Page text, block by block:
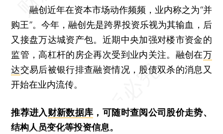
融创近年在资本市场动作频频，业内称之为“并
购王”。今年，融创先是跨界投资乐视为其输血，后
又接盘万达城资产包。近期中央加强对楼市资金的
监管，高杠杆的房企再次受到业内关注。融创在万
达交易后被银行排查融资情况，股债双杀的消息又
开始在业内流传。
推荐进入财新数据库 ，可随时查阅公司股价走势、
结构人员变化等投资信息。